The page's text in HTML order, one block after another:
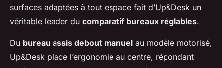
surfaces adaptées à tout espace fait d’Up&Desk un
véritable leader du comparatif bureaux réglables.
Du bureau assis debout manuel au modèle motorisé,
Up&Desk place l’ergonomie au centre, répondant